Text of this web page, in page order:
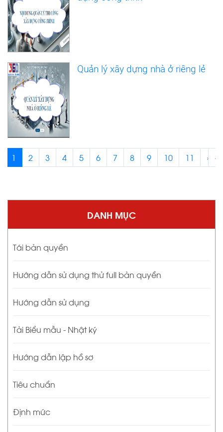
DANH MỤC
Tái bản quyền
Hướng dẫn sử dụng thử full bản quyền
Hướng dẫn sử dụng
Tải Biểu mẫu - Nhật ký
Hướng dẫn lập hồ sơ
Tiêu chuẩn
Định mức
Quản lý xây dựng nhà ở riêng lẻ
1 2 3 4 5 6 7 8 9 10 11 › ‹